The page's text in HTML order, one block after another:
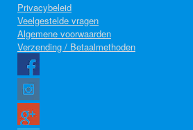
Privacybeleid
Veelgestelde vragen
Algemene voorwaarden
Verzending / Betaalmethoden